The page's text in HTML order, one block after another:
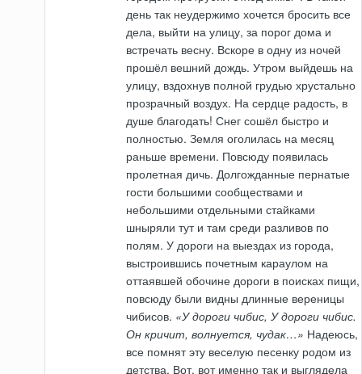
день так неудержимо хочется бросить все
дела, выйти на улицу, за порог дома и
встречать весну. Вскоре в одну из ночей
прошёл вешний дождь. Утром выйдешь на
улицу, вздохнув полной грудью хрустально
прозрачный воздух. На сердце радость, в
душе благодать! Снег сошёл быстро и
полностью. Земля оголилась на месяц
раньше времени. Повсюду появилась
пролетная дичь. Долгожданные пернатые
гости большими сообществами и
небольшими отдельными стайками
шныряли тут и там среди разливов по
полям. У дороги на выездах из города,
выстроившись почетным караулом на
оттаявшей обочине дороги в поисках пищи,
повсюду были видны длинные вереницы
чибисов. «У дороги чибис, У дороги чибис.
Он кричит, волнуется, чудак…» Надеюсь,
все помнят эту веселую песенку родом из
детства. Вот, вот именно так и выглядела